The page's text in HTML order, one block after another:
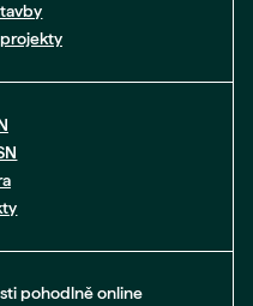
pohodlně online